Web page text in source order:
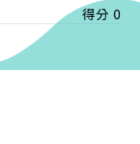
得分 0